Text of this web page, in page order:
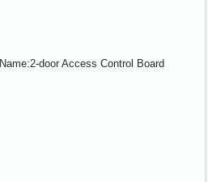
Name:2-door Access Control Board